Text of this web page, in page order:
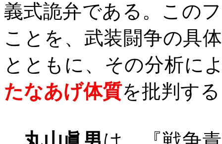
義式詭弁である。この
ことを、武装闘争の具
とともに、その分析に
たなあげ体質を批判す